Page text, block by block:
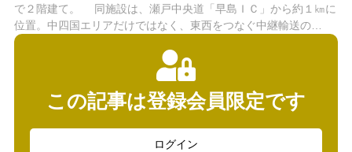
で２階建て。 同施設は、瀬戸中央道「早島ＩＣ」から約１㎞に
位置。中四国エリアだけではなく、東西をつなぐ中継輸送の…
この記事は登録会員限定です
ログイン